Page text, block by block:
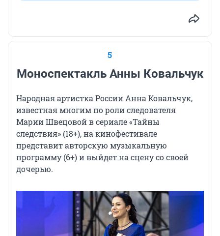
5
Моноспектакль Анны Ковальчук
Народная артистка России Анна Ковальчук,
известная многим по роли следователя
Марии Швецовой в сериале «Тайны
следствия» (18+), на кинофестивале
представит авторскую музыкальную
программу (6+)и выйдет на сцену со своей
дочерью.